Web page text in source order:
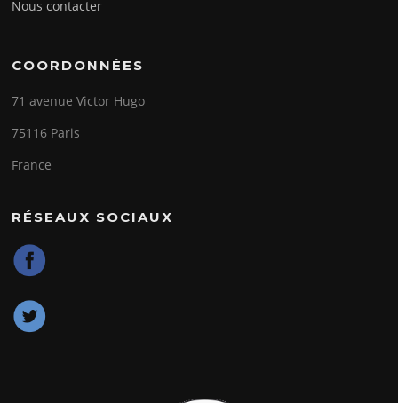
Nous contacter
COORDONNÉES
71 avenue Victor Hugo
75116 Paris
France
RÉSEAUX SOCIAUX